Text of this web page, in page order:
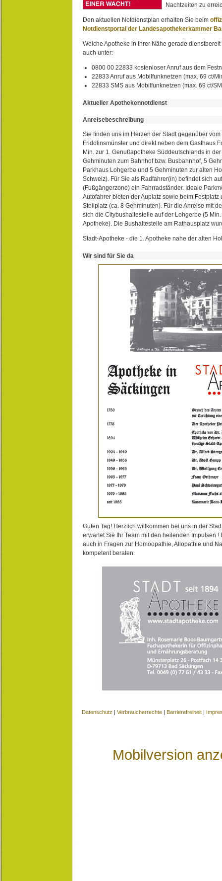
Nachtzeiten zu
Den aktuellen Notdienstplan erhalten Sie beim
Notdienstportal der Landesapothekerkammer
Welche Apotheke in Ihrer Nähe gerade
auch unter:
0800 00 22833 kostenloser Anruf aus dem
22833 Anruf aus Mobilfunknetzen (max. 69 ct/
22833 SMS aus Mobilfunknetzen (max. 69 ct/
Aktueller Apothekennotdienst
Anreisebeschreibung
Sie finden uns im Herzen der Stadt gegenüber
Fridolinsmünster und direkt neben dem Gasthaus
Min. zur 1. Genußapotheke Süddeutschlands in
Gehminuten zum Bahnhof bzw. Busbahnhof, 5
Parkhaus Lohgerbe und 5 Gehminuten zur alten
Schweiz). Für Sie als Radfahrer(in) befindet sich
(Fußgängerzone) ein Fahrradständer. Ideale
Autofahrer bieten der Auplatz sowie beim Festplatz
Stellplatz (ca. 8 Gehminuten). Für die Anreise mit
sich die Citybushaltestelle auf der Lohgerbe (5
Apotheke). Die Bushaltestelle am Rathausplatz
Stadt-Apotheke - die 1. Apotheke nahe der alten
Wir sind für Sie da
Guten Tag! Herzlich willkommen bei uns in der
erwartet Sie Ihr Team mit den heilenden Impulsen !
auch in Fragen zur Homöopathie, Allopathie und
kompetent beraten.
Datenschutz | Verbraucherrechte | Barrierefreiheit |
Mobilversion